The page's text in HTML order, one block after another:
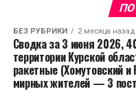
БЕЗ РУБРИКИ 2 месяца назад
Сводка за 3 июня 2026,
территории Курской
ракетные (Хомутовский
мирных жителей — 3